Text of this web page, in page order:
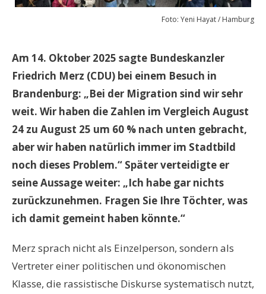
Foto: Yeni Hayat / Hamburg
Am 14. Oktober 2025 sagte Bundeskanzler
Friedrich Merz (CDU) bei einem Besuch in
Brandenburg: „Bei der Migration sind wir sehr
weit. Wir haben die Zahlen im Vergleich August
24 zu August 25 um 60 % nach unten gebracht,
aber wir haben natürlich immer im Stadtbild
noch dieses Problem.“ Später verteidigte er
seine Aussage weiter: „Ich habe gar nichts
zurückzunehmen. Fragen Sie Ihre Töchter, was
ich damit gemeint haben könnte.“
Merz sprach nicht als Einzelperson, sondern als
Vertreter einer politischen und ökonomischen
Klasse, die rassistische Diskurse systematisch nutzt,